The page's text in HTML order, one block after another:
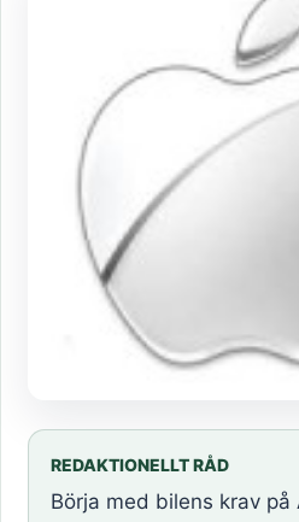
REDAKTIONELLT RÅD
Börja med bilens krav på